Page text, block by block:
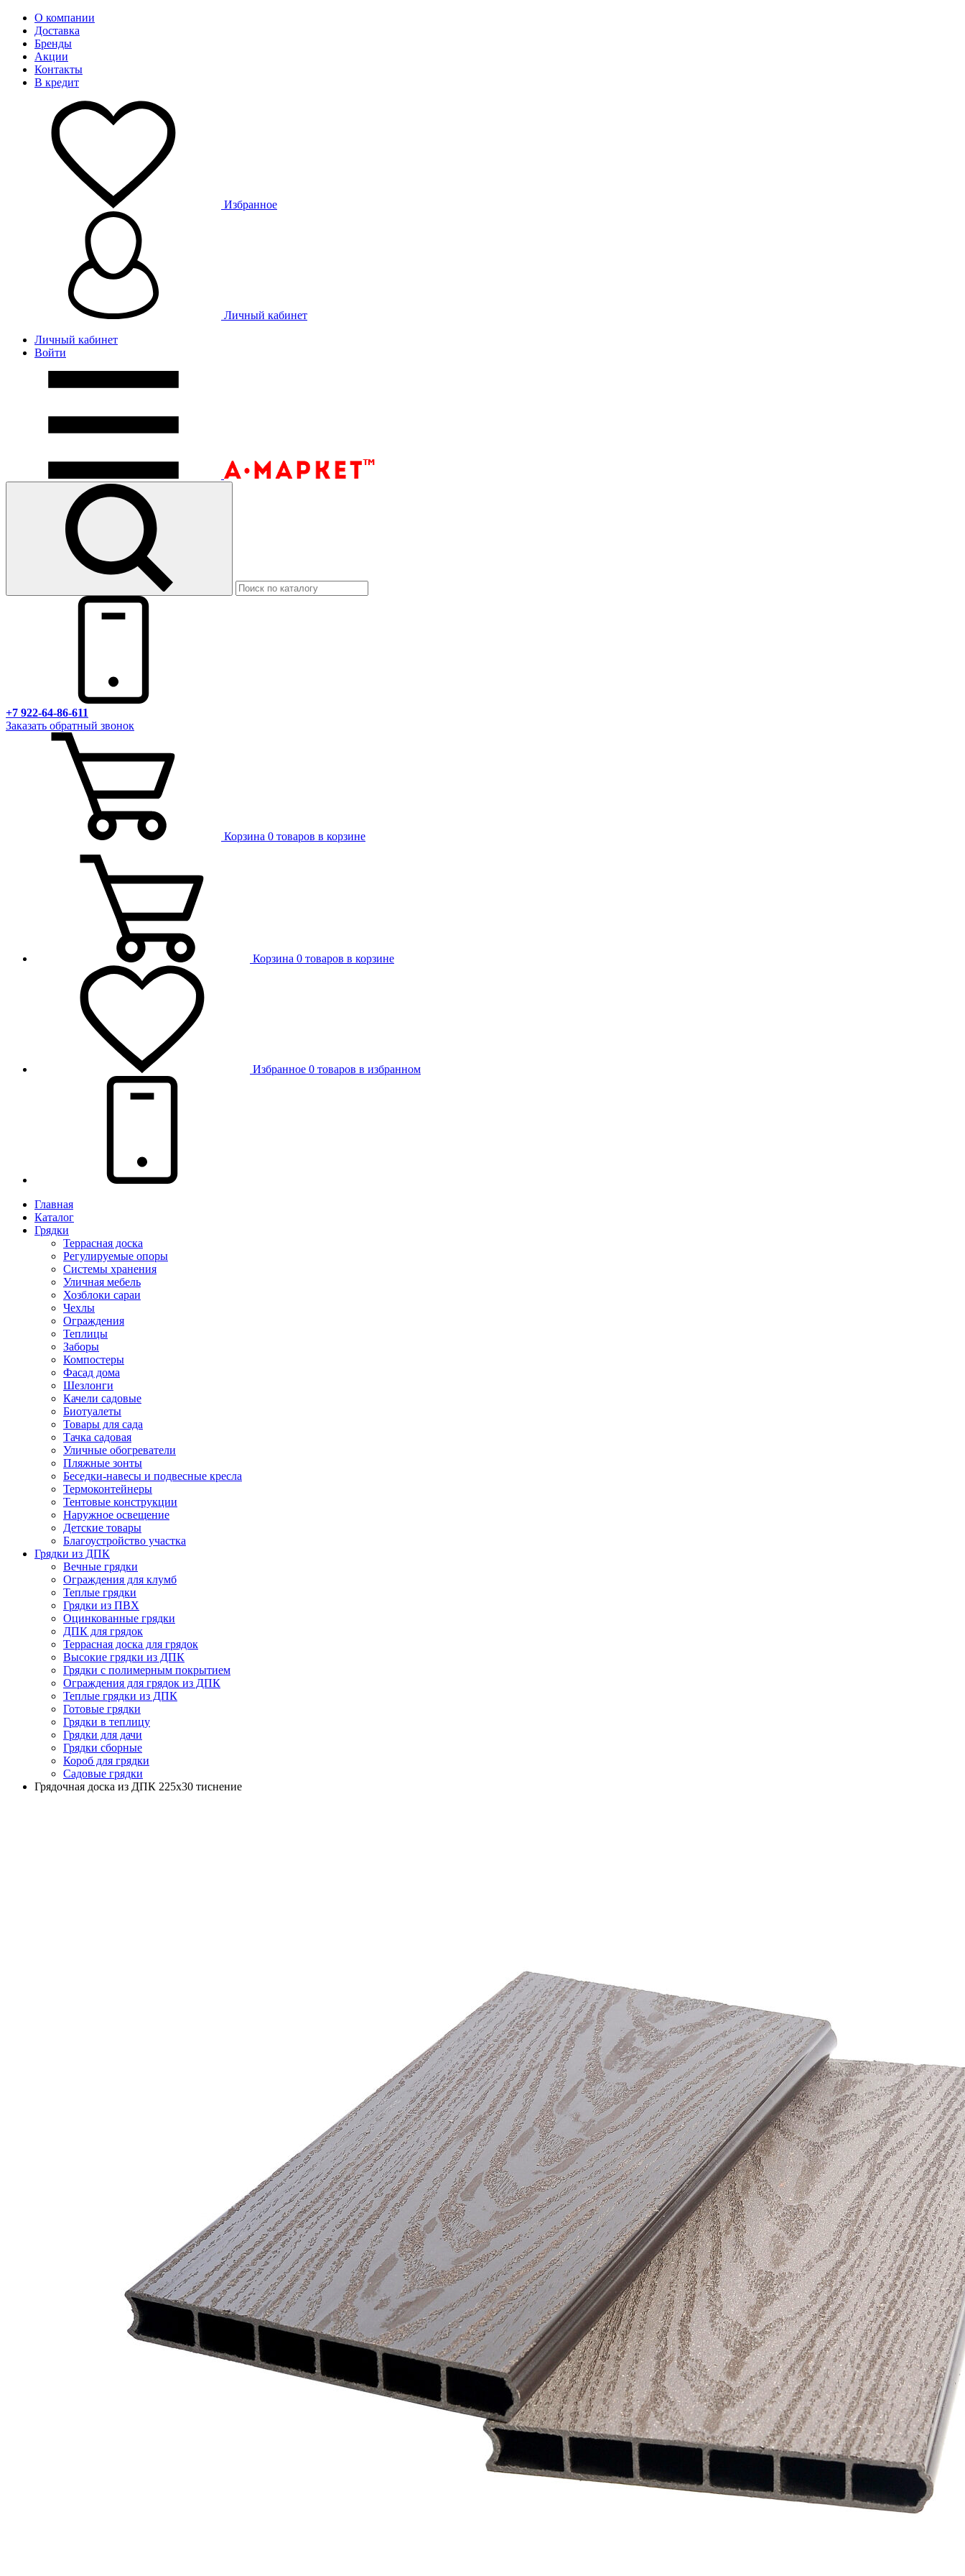
О компании
Доставка
Бренды
Акции
Контакты
В кредит
Избранное
Личный кабинет
Личный кабинет
Войти
+7 922-64-86-611
Заказать обратный звонок
Корзина 0 товаров в корзине
Корзина 0 товаров в корзине
Избранное 0 товаров в избранном
Главная
Каталог
Грядки
Террасная доска
Регулируемые опоры
Системы хранения
Уличная мебель
Хозблоки сараи
Чехлы
Ограждения
Теплицы
Заборы
Компостеры
Фасад дома
Шезлонги
Качели садовые
Биотуалеты
Товары для сада
Тачка садовая
Уличные обогреватели
Пляжные зонты
Беседки-навесы и подвесные кресла
Термоконтейнеры
Тентовые конструкции
Наружное освещение
Детские товары
Благоустройство участка
Грядки из ДПК
Вечные грядки
Ограждения для клумб
Теплые грядки
Грядки из ПВХ
Оцинкованные грядки
ДПК для грядок
Террасная доска для грядок
Высокие грядки из ДПК
Грядки с полимерным покрытием
Ограждения для грядок из ДПК
Теплые грядки из ДПК
Готовые грядки
Грядки в теплицу
Грядки для дачи
Грядки сборные
Короб для грядки
Садовые грядки
Грядочная доска из ДПК 225х30 тиснение